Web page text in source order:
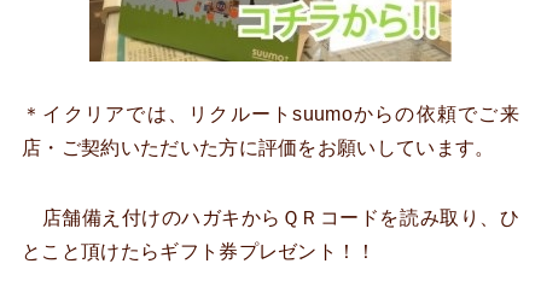
＊イクリアでは、リクルートsuumoからの依頼でご来
店・ご契約いただいた方に評価をお願いしています。
店舗備え付けのハガキからＱＲコードを読み取り、ひ
とこと頂けたらギフト券プレゼント！！